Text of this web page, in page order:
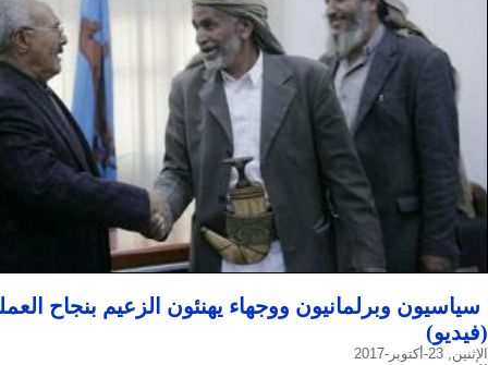
سياسيون وبرلمانيون ووجهاء يهنئون الزعيم بنجاح
(فيديو)
الإثنين, 23-أكتوبر-2017